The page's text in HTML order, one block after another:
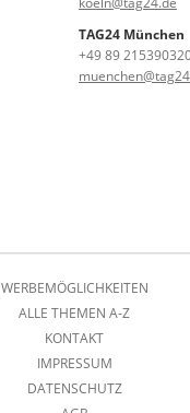
TAG24 München
+49 89
WERBEMÖGLICHKEITEN
ALLE THEMEN A-Z
KONTAKT
IMPRESSUM
DATENSCHUTZ